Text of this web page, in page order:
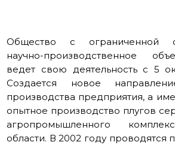
Общество с ограниченной
научно-производственное
ведет свою деятельность с 5
Создается новое
производства предприятия, а
опытное производство плугов
агропромышленного
области. В 2002 году проводятся